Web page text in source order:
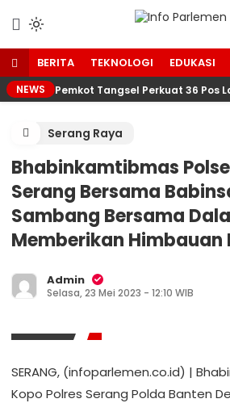
konten
BERITA TEKNOLOGI EDUKASI
NEWS Pemkot Tangsel Perkuat 36 Pos
Serang Raya
Bhabinkamtibmas
Serang Bersama
Sambang Bersama
Memberikan
Admin
Selasa, 23 Mei 2023 - 12:10 WIB
SERANG, (infoparlemen.co.id) |
Kopo Polres Serang Polda Banten